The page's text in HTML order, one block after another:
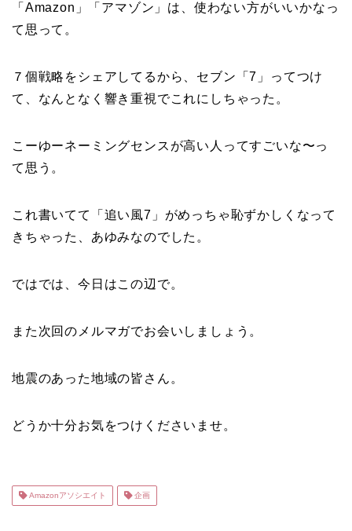
「Amazon」「アマゾン」は、使わない方がいいかなっ
て思って。
７個戦略をシェアしてるから、セブン「7」ってつけ
て、なんとなく響き重視でこれにしちゃった。
こーゆーネーミングセンスが高い人ってすごいな〜っ
て思う。
これ書いてて「追い風7」がめっちゃ恥ずかしくなって
きちゃった、あゆみなのでした。
ではでは、今日はこの辺で。
また次回のメルマガでお会いしましょう。
地震のあった地域の皆さん。
どうか十分お気をつけくださいませ。
Amazonアソシエイト 企画